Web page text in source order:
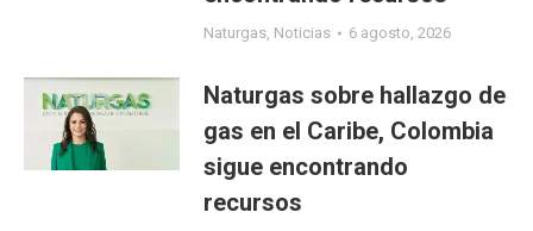
Naturgas, Noticias 6 agosto, 2026
Naturgas sobre hallazgo de
gas en el Caribe, Colombia
sigue encontrando
recursos